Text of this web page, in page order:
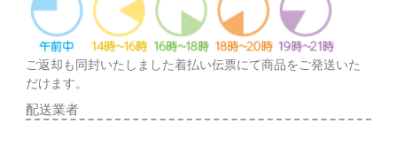
ご返却も同封いたしました着払い伝票にて商品をご発送いた
だけます。
配送業者